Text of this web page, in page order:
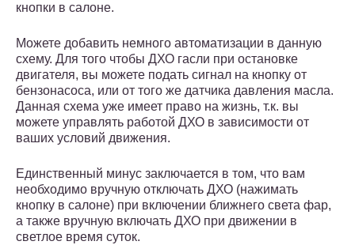
кнопки в салоне.
Можете добавить немного автоматизации в данную
схему. Для того чтобы ДХО гасли при остановке
двигателя, вы можете подать сигнал на кнопку от
бензонасоса, или от того же датчика давления масла.
Данная схема уже имеет право на жизнь, т.к. вы
можете управлять работой ДХО в зависимости от
ваших условий движения.
Единственный минус заключается в том, что вам
необходимо вручную отключать ДХО (нажимать
кнопку в салоне) при включении ближнего света фар,
а также вручную включать ДХО при движении в
светлое время суток.